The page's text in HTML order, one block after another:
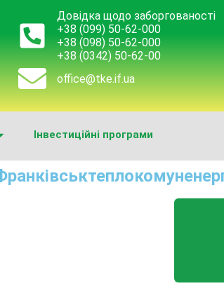
Довідка щодо заборгованості
+38 (099) 50-62-000
+38 (098) 50-62-000
+38 (0342) 50-62-00
office@tke.if.ua
Інвестиційні програми